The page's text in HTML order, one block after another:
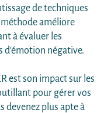
de techniques
améliore
à évaluer les
d'émotion négative.
est son impact sur les
pour gérer vos
devenez plus apte à